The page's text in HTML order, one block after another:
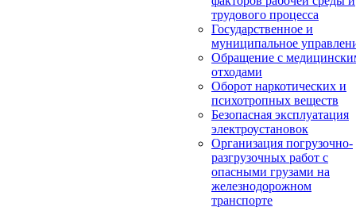
трудового процесса
Государственное и
муниципальное
Обращение с
отходами
Оборот наркотических и
психотропных веществ
Безопасная эксплуатация
электроустановок
Организация погрузочно-
разгрузочных работ с
опасными грузами на
железнодорожном
транспорте